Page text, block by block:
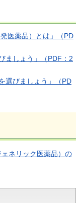
医薬品）とは」（PD
ましょう」（PDF：2
選びましょう」（PD
ネリック医薬品）の